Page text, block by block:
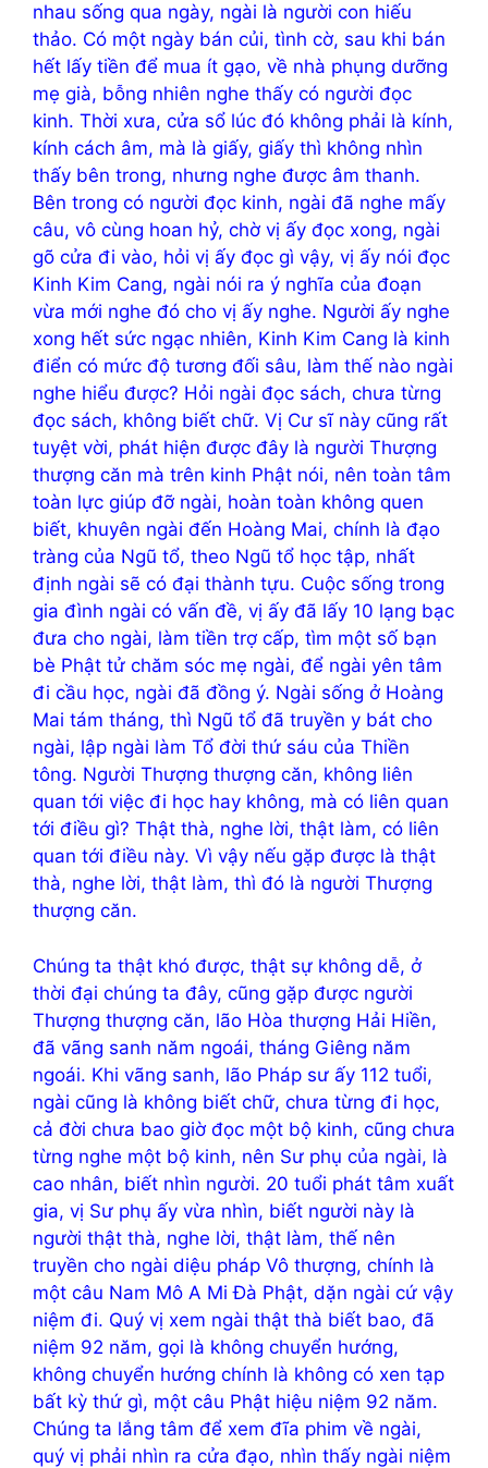
nhau sống qua ngày, ngài là người con hiếu
thảo. Có một ngày bán củi, tình cờ, sau khi bán
hết lấy tiền để mua ít gạo, về nhà phụng dưỡng
mẹ già, bỗng nhiên nghe thấy có người đọc
kinh. Thời xưa, cửa sổ lúc đó không phải là kính,
kính cách âm, mà là giấy, giấy thì không nhìn
thấy bên trong, nhưng nghe được âm thanh.
Bên trong có người đọc kinh, ngài đã nghe mấy
câu, vô cùng hoan hỷ, chờ vị ấy đọc xong, ngài
gõ cửa đi vào, hỏi vị ấy đọc gì vậy, vị ấy nói đọc
Kinh Kim Cang, ngài nói ra ý nghĩa của đoạn
vừa mới nghe đó cho vị ấy nghe. Người ấy nghe
xong hết sức ngạc nhiên, Kinh Kim Cang là kinh
điển có mức độ tương đối sâu, làm thế nào ngài
nghe hiểu được? Hỏi ngài đọc sách, chưa từng
đọc sách, không biết chữ. Vị Cư sĩ này cũng rất
tuyệt vời, phát hiện được đây là người Thượng
thượng căn mà trên kinh Phật nói, nên toàn tâm
toàn lực giúp đỡ ngài, hoàn toàn không quen
biết, khuyên ngài đến Hoàng Mai, chính là đạo
tràng của Ngũ tổ, theo Ngũ tổ học tập, nhất
định ngài sẽ có đại thành tựu. Cuộc sống trong
gia đình ngài có vấn đề, vị ấy đã lấy 10 lạng bạc
đưa cho ngài, làm tiền trợ cấp, tìm một số bạn
bè Phật tử chăm sóc mẹ ngài, để ngài yên tâm
đi cầu học, ngài đã đồng ý. Ngài sống ở Hoàng
Mai tám tháng, thì Ngũ tổ đã truyền y bát cho
ngài, lập ngài làm Tổ đời thứ sáu của Thiền
tông. Người Thượng thượng căn, không liên
quan tới việc đi học hay không, mà có liên quan
tới điều gì? Thật thà, nghe lời, thật làm, có liên
quan tới điều này. Vì vậy nếu gặp được là thật
thà, nghe lời, thật làm, thì đó là người Thượng
thượng căn.
Chúng ta thật khó được, thật sự không dễ, ở
thời đại chúng ta đây, cũng gặp được người
Thượng thượng căn, lão Hòa thượng Hải Hiền,
đã vãng sanh năm ngoái, tháng Giêng năm
ngoái. Khi vãng sanh, lão Pháp sư ấy 112 tuổi,
ngài cũng là không biết chữ, chưa từng đi học,
cả đời chưa bao giờ đọc một bộ kinh, cũng chưa
từng nghe một bộ kinh, nên Sư phụ của ngài, là
cao nhân, biết nhìn người. 20 tuổi phát tâm xuất
gia, vị Sư phụ ấy vừa nhìn, biết người này là
người thật thà, nghe lời, thật làm, thế nên
truyền cho ngài diệu pháp Vô thượng, chính là
một câu Nam Mô A Mi Đà Phật, dặn ngài cứ vậy
niệm đi. Quý vị xem ngài thật thà biết bao, đã
niệm 92 năm, gọi là không chuyển hướng,
không chuyển hướng chính là không có xen tạp
bất kỳ thứ gì, một câu Phật hiệu niệm 92 năm.
Chúng ta lắng tâm để xem đĩa phim về ngài,
quý vị phải nhìn ra cửa đạo, nhìn thấy ngài niệm